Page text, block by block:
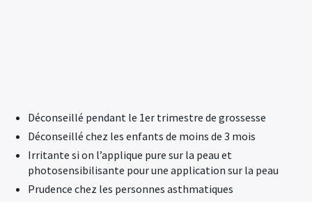
Déconseillé pendant le 1er trimestre de grossesse
Déconseillé chez les enfants de moins de 3 mois
Irritante si on l’applique pure sur la peau et
photosensibilisante pour une application sur la peau
Prudence chez les personnes asthmatiques